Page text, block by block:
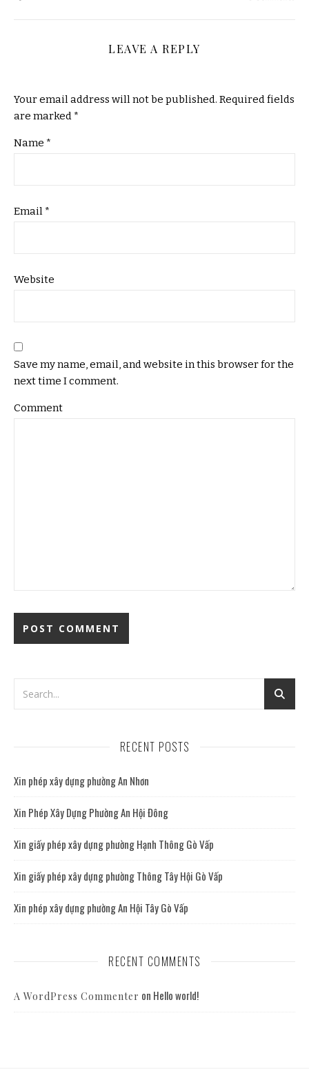
LEAVE A REPLY
Your email address will not be published. Required fields
are marked*
Name *
Email*
Website
Save my name, email, and website in this browser for the
next time I comment.
Comment
RECENT POSTS
Xin phép xây dựng phường An Nhơn
Xin Phép Xây Dựng Phường An Hội Đông
Xin giấy phép xây dựng phường Hạnh Thông Gò Vấp
Xin giấy phép xây dựng phường Thông Tây Hội Gò Vấp
Xin phép xây dựng phường An Hội Tây Gò Vấp
RECENT COMMENTS
A WordPress Commenter on Hello world!